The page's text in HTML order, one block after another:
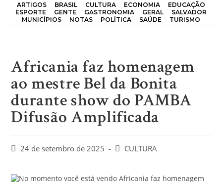
ARTIGOS BRASIL CULTURA ECONOMIA
EDUCAÇÃO
ESPORTE
GENTE GASTRONOMIA GERAL
SALVADOR
MUNICÍPIOS
NOTAS POLÍTICA SAÚDE TURISMO
Africania faz homenagem
ao mestre Bel da Bonita
durante show do PAMBA
Difusão Amplificada
24 de setembro de 2025 CULTURA